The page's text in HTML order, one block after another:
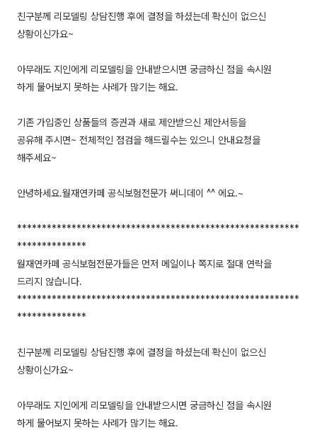
친구분께 리모델링 상담진행 후에 결정을 하셨는데 확신이 없으신
상황이신가요~
아무래도 지인에게 리모델링을 안내받으시면 궁금하신 점을 속시원
하게 물어보지 못하는 사례가 많기는 해요.
기존 가입중인 상품들의 증권과 새로 제안받으신 제안서등을
공유해 주시면~ 전체적인 점검을 해드릴수는 있으니 안내요청을
해주세요~
안녕하세요.월재연카페 공식보험전문가 써니데이 ^^ 에요.~
*********************************************************
**************
월재연카페 공식보험전문가들은 먼저 메일이나 쪽지로 절대 연락을
드리지 않습니다.
*********************************************************
**************
친구분께 리모델링 상담진행 후에 결정을 하셨는데 확신이 없으신
상황이신가요~
아무래도 지인에게 리모델링을 안내받으시면 궁금하신 점을 속시원
하게 물어보지 못하는 사례가 많기는 해요.